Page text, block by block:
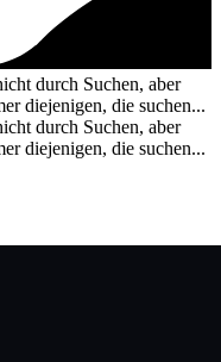
durch Suchen, aber
diejenigen, die suchen...
durch Suchen, aber
diejenigen, die suchen...